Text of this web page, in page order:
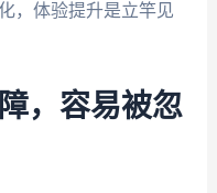
，体验提升是立竿见
，容易被忽